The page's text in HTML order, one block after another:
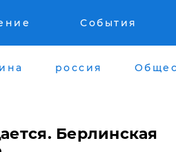
События
россия
Берлинская